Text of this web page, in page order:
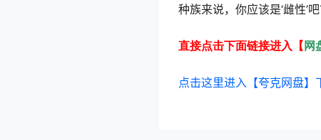
种族来说，你应该是‘雌性
直接点击下面链接进入【 网
点击这里进入【夸克网盘】